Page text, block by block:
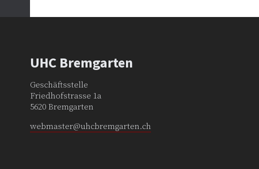
UHC Bremgarten
Geschäftsstelle
Friedhofstrasse 1a
5620 Bremgarten
webmaster@uhcbremgarten.ch